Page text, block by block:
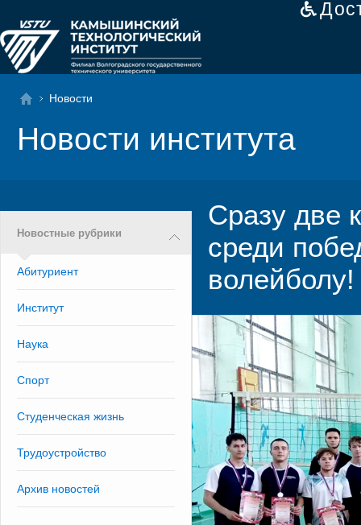
Новости
Новости института
Новостные рубрики
Абитуриент
Институт
Наука
Спорт
Студенческая жизнь
Трудоустройство
Архив новостей
Сразу две
среди
волейболу!